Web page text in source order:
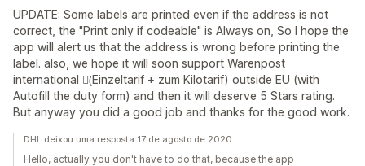
UPDATE: Some labels are printed even if the address is not
correct, the "Print only if codeable" is Always on, So I hope the
app will alert us that the address is wrong before printing the
label. also, we hope it will soon support Warenpost
international (ُEinzeltarif + zum Kilotarif) outside EU (with
Autofill the duty form) and then it will deserve 5 Stars rating.
But anyway you did a good job and thanks for the good work.
DHL deixou uma resposta 17 de agosto de 2020
Hello, actually you don't have to do that, because the app